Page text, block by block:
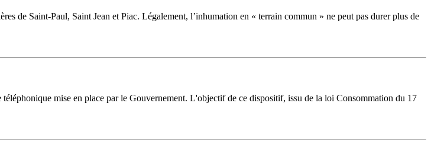
de Saint-Paul, Saint Jean et Piac. Légalement, l’inhumation en « terrain commun » ne peut pas durer plus de
mise en place par le Gouvernement. L'objectif de ce dispositif, issu de la loi Consommation du 17